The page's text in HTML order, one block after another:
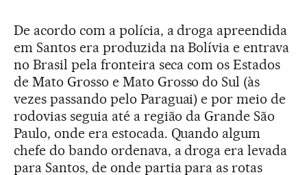
De acordo com a polícia, a droga apreendida
em Santos era produzida na Bolívia e entrava
no Brasil pela fronteira seca com os Estados
de Mato Grosso e Mato Grosso do Sul (às
vezes passando pelo Paraguai) e por meio de
rodovias seguia até a região da Grande São
Paulo, onde era estocada. Quando algum
chefe do bando ordenava, a droga era levada
para Santos, de onde partia para as rotas